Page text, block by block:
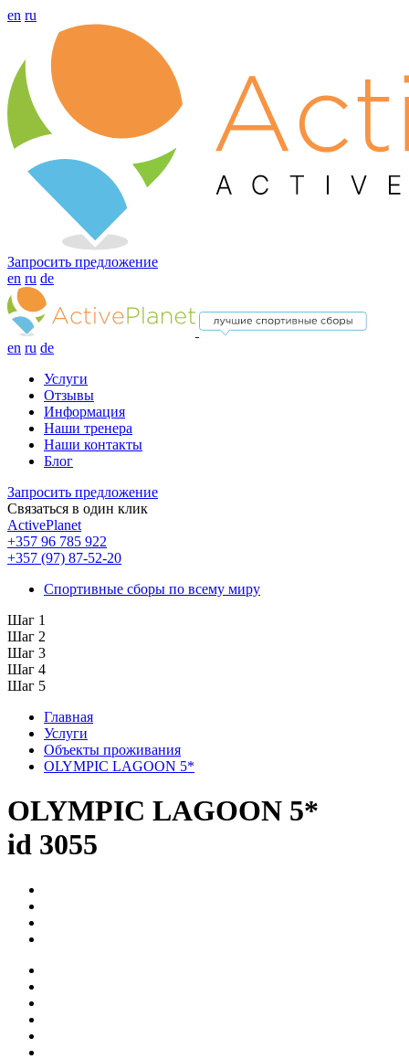
en ru
Запросить предложение
en ru de
en ru de
Услуги
Отзывы
Информация
Наши тренера
Наши контакты
Блог
Запросить предложение
Связаться в один клик
ActivePlanet
+357 96 785 922
+357 (97) 87-52-20
Спортивные сборы по всему миру
Шаг 1
Шаг 2
Шаг 3
Шаг 4
Шаг 5
Главная
Услуги
Объекты проживания
OLYMPIC LAGOON 5*
OLYMPIC LAGOON 5*
id 3055